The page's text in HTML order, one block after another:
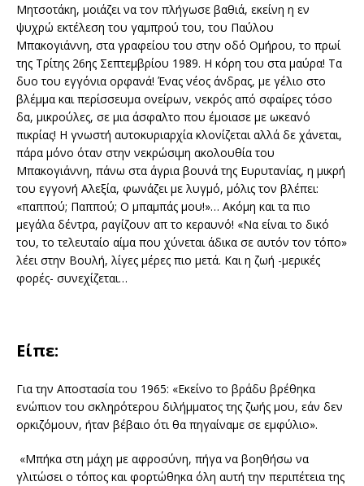
Μητσοτάκη, μοιάζει να τον πλήγωσε βαθιά, εκείνη η εν
ψυχρώ εκτέλεση του γαμπρού του, του Παύλου
Μπακογιάννη, στα γραφείου του στην οδό Ομήρου, το πρωί
της Τρίτης 26ης Σεπτεμβρίου 1989. Η κόρη του στα μαύρα! Τα
δυο του εγγόνια ορφανά! Ένας νέος άνδρας, με γέλιο στο
βλέμμα και περίσσευμα ονείρων, νεκρός από σφαίρες τόσο
δα, μικρούλες, σε μια άσφαλτο που έμοιασε με ωκεανό
πικρίας! Η γνωστή αυτοκυριαρχία κλονίζεται αλλά δε χάνεται,
πάρα μόνο όταν στην νεκρώσιμη ακολουθία του
Μπακογιάννη, πάνω στα άγρια βουνά της Ευρυτανίας, η μικρή
του εγγονή Αλεξία, φωνάζει με λυγμό, μόλις τον βλέπει:
«παππού; Παππού; Ο μπαμπάς μου!»… Ακόμη και τα πιο
μεγάλα δέντρα, ραγίζουν απ το κεραυνό! «Να είναι το δικό
του, το τελευταίο αίμα που χύνεται άδικα σε αυτόν τον τόπο»
λέει στην Βουλή, λίγες μέρες πιο μετά. Και η ζωή -μερικές
φορές- συνεχίζεται…
Είπε:
Για την Αποστασία του 1965: «Εκείνο το βράδυ βρέθηκα
ενώπιον του σκληρότερου διλήμματος της ζωής μου, εάν δεν
ορκιζόμουν, ήταν βέβαιο ότι θα πηγαίναμε σε εμφύλιο».
«Μπήκα στη μάχη με αφροσύνη, πήγα να βοηθήσω να
γλιτώσει ο τόπος και φορτώθηκα όλη αυτή την περιπέτεια της